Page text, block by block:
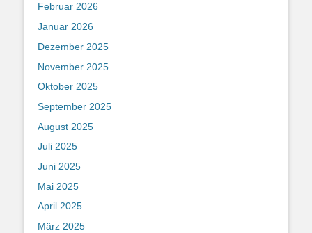
Februar 2026
Januar 2026
Dezember 2025
November 2025
Oktober 2025
September 2025
August 2025
Juli 2025
Juni 2025
Mai 2025
April 2025
März 2025